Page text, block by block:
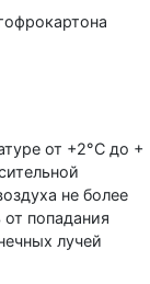
от +2°С до +
не более
от попадания
лучей